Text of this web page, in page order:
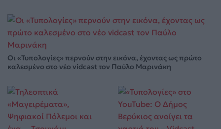
Οι «Τυπολογίες» περνούν στην εικόνα, έχοντας ως πρώτο
καλεσμένο στο νέο vidcast τον Παύλο Μαρινάκη